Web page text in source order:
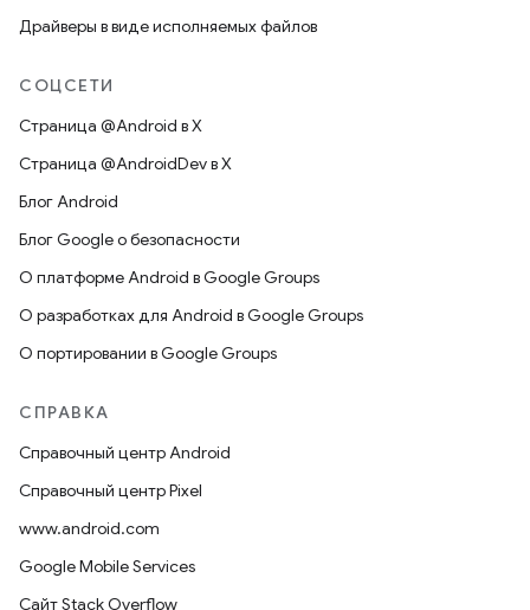
Драйверы в виде исполняемых файлов
СОЦСЕТИ
Страница @Android в X
Страница @AndroidDev в X
Блог Android
Блог Google о безопасности
О платформе Android в Google Groups
О разработках для Android в Google Groups
О портировании в Google Groups
СПРАВКА
Справочный центр Android
Справочный центр Pixel
www.android.com
Google Mobile Services
Сайт Stack Overflow